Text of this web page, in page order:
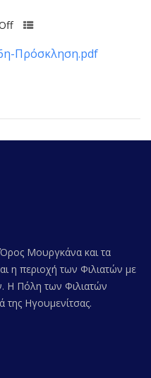
Πρόσκληση.pdf
Μουργκάνα και τα
η περιοχή των Φιλιατών με
Η Πόλη των Φιλιατών
της Ηγουμενίτσας.